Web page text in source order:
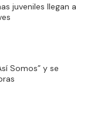
juveniles llegan a
Somos” y se